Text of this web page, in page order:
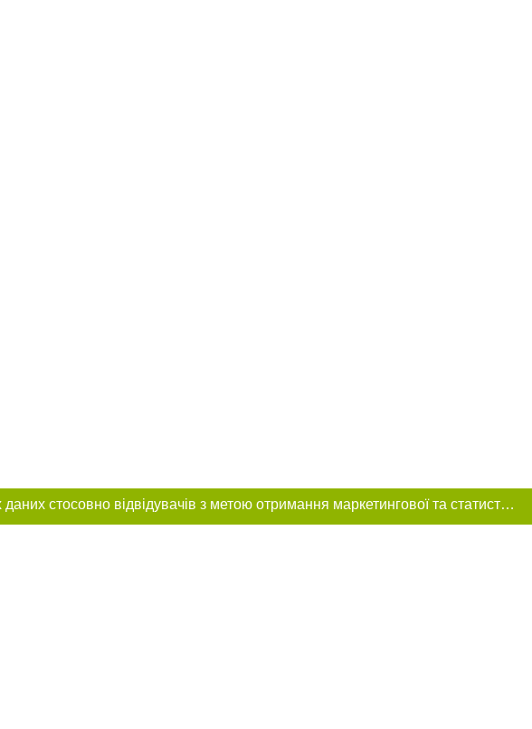
Цей сайт використовує «cookies». Також веб-сайт використовує інтернет-сервіс для збору технічних даних стосовно відвідувачів з метою отримання маркетингової та статистичної інформації. Умови обробки даних відвідувачів сайту див.